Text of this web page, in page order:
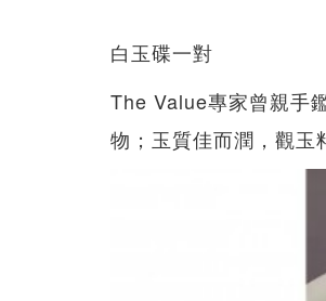
白玉碟一對
The Value專家曾親手
物；玉質佳而潤，觀玉